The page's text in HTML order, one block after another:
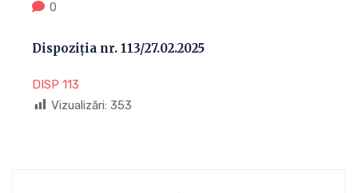
0
Dispoziția nr. 113/27.02.2025
DISP 113
Vizualizări: 353